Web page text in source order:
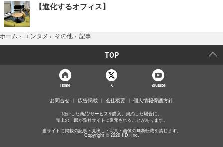
【進化するオフィス】
ホーム › エンタメ › その他 › 記事
TOP
Home X YouTube
お問合せ 広告掲載 会社概要 個人情報保護方針
紹介した商品/サービスを購入、契約した場合に、
売上の一部が弊社サイトに還元されることがあります。
当サイトに掲載の記事・見出し・写真・画像の無断転載を禁じます。
Copyright © 2026 IID, Inc.